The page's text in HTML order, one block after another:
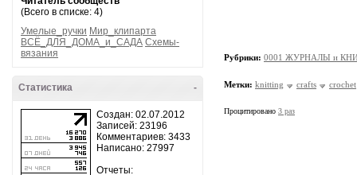
(Всего в списке: 4)
Умелые_ручки Мир_клипарта
ВСЁ_ДЛЯ_ДОМА_и_САДА Схемы-
вязания
-
Статистика
Создан: 02.07.2012
Записей: 23196
Комментариев: 3433
Написано: 27997
Отчеты:
Рубрики: 0001 ЖУРНАЛЫ и
Метки: knitting crafts crochet
Процитировано 3 раз